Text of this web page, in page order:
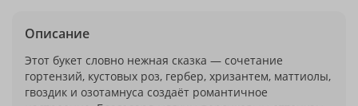
Описание
Этот букет словно нежная сказка — сочетание
гортензий, кустовых роз, гербер, хризантем, маттиолы,
гвоздик и озотамнуса создаёт романтичное